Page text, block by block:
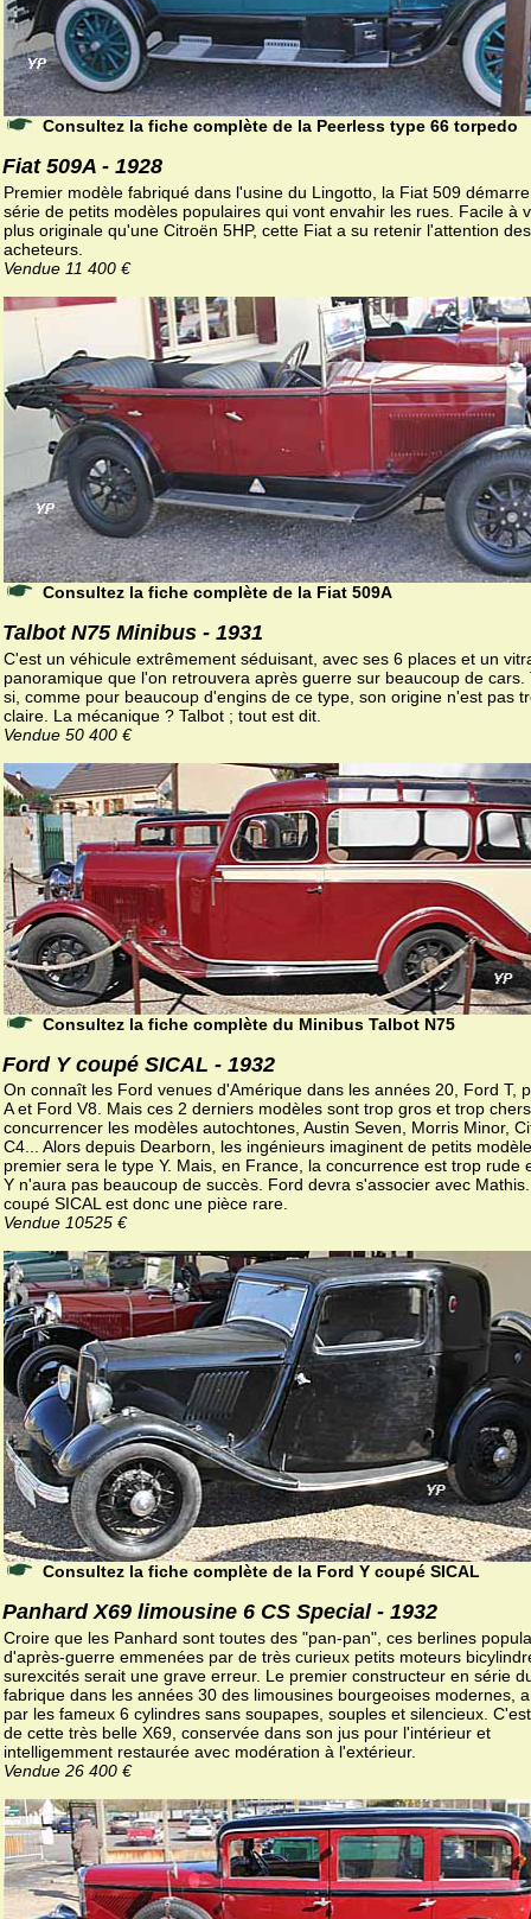
Consultez la fiche complète de la Peerless type 66 torpedo
Fiat 509A - 1928
Premier modèle fabriqué dans l'usine du Lingotto, la Fiat 509
série de petits modèles populaires qui vont envahir les rues. Facile à
plus originale qu'une Citroën 5HP, cette Fiat a su retenir l'attention des
acheteurs.
Vendue 11 400 €
Consultez la fiche complète de la Fiat 509A
Talbot N75 Minibus - 1931
C'est un véhicule extrêmement séduisant, avec ses 6 places et un
panoramique que l'on retrouvera après guerre sur beaucoup de cars.
si, comme pour beaucoup d'engins de ce type, son origine n'est pas
claire. La mécanique ? Talbot ; tout est dit.
Vendue 50 400 €
Consultez la fiche complète du Minibus Talbot N75
Ford Y coupé SICAL - 1932
On connaît les Ford venues d'Amérique dans les années 20, Ford T,
A et Ford V8. Mais ces 2 derniers modèles sont trop gros et trop
concurrencer les modèles autochtones, Austin Seven, Morris Minor,
C4... Alors depuis Dearborn, les ingénieurs imaginent de petits
premier sera le type Y. Mais, en France, la concurrence est trop rude
Y n'aura pas beaucoup de succès. Ford devra s'associer avec
coupé SICAL est donc une pièce rare.
Vendue 10525 €
Consultez la fiche complète de la Ford Y coupé SICAL
Panhard X69 limousine 6 CS Special - 1932
Croire que les Panhard sont toutes des "pan-pan", ces berlines
d'après-guerre emmenées par de très curieux petits moteurs
surexcités serait une grave erreur. Le premier constructeur en série
fabrique dans les années 30 des limousines bourgeoises modernes,
par les fameux 6 cylindres sans soupapes, souples et silencieux.
de cette très belle X69, conservée dans son jus pour l'intérieur et
intelligemment restaurée avec modération à l'extérieur.
Vendue 26 400 €